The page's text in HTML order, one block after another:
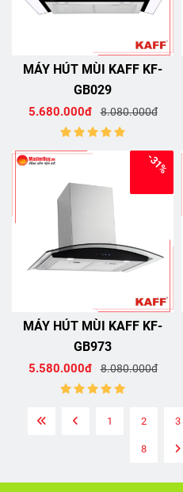
MÁY HÚT MÙI KAFF KF-
GB029
5.680.000đ 8.080.000đ
MÁY HÚT MÙI KAFF KF-
GB973
5.580.000đ 8.080.000đ
-31%
1 2 3
8